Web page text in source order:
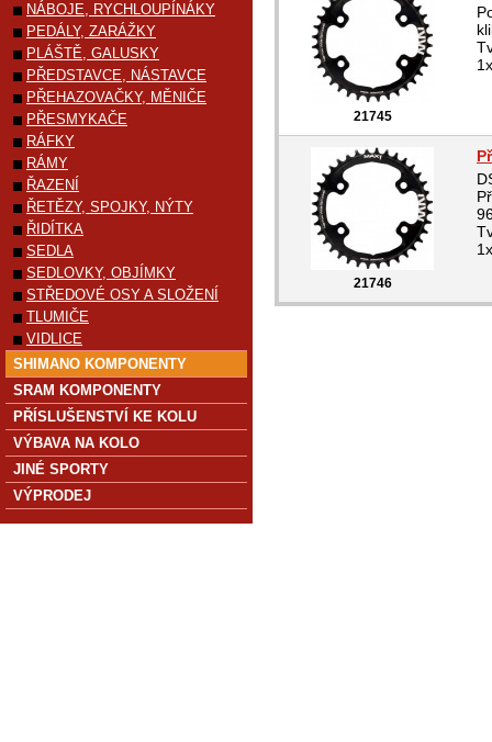
21745
21746
NÁBOJE, RYCHLOUPÍNÁKY
PEDÁLY, ZARÁŽKY
PLÁŠTĚ, GALUSKY
PŘEDSTAVCE, NÁSTAVCE
PŘEHAZOVAČKY, MĚNIČE
PŘESMYKAČE
RÁFKY
RÁMY
ŘAZENÍ
ŘETĚZY, SPOJKY, NÝTY
ŘIDÍTKA
SEDLA
SEDLOVKY, OBJÍMKY
STŘEDOVÉ OSY A SLOŽENÍ
TLUMIČE
VIDLICE
SHIMANO KOMPONENTY
SRAM KOMPONENTY
PŘÍSLUŠENSTVÍ KE KOLU
VÝBAVA NA KOLO
JINÉ SPORTY
VÝPRODEJ